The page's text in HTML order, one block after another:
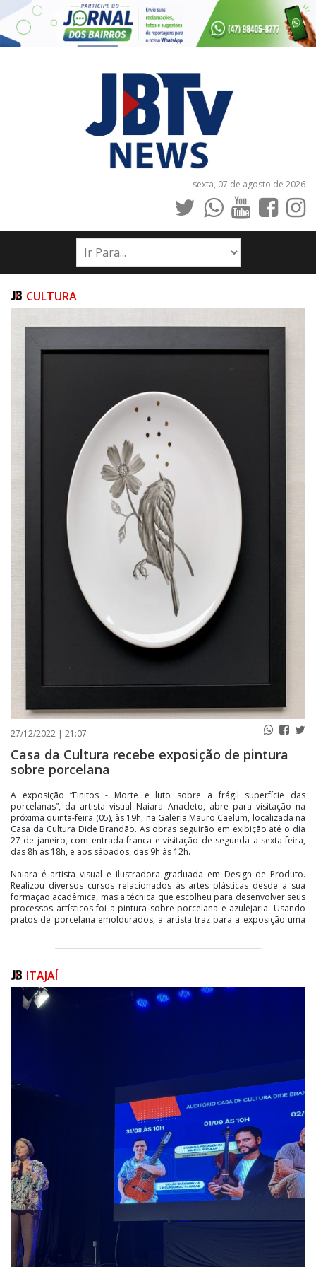
sexta, 07 de agosto de 2026
INÍCIO
NOTÍCIAS
PUBLICAÇÕES LEGAIS
CONTATO
CULTURA
27/12/2022 | 21:07
Casa da Cultura recebe exposição de pintura
sobre porcelana
A exposição “Finitos - Morte e luto sobre a frágil superfície das
porcelanas”, da artista visual Naiara Anacleto, abre para visitação na
próxima quinta-feira (05), às 19h, na Galeria Mauro Caelum, localizada na
Casa da Cultura Dide Brandão. As obras seguirão em exibição até o dia
27 de janeiro, com entrada franca e visitação de segunda a sexta-feira,
das 8h às 18h, e aos sábados, das 9h às 12h.
Naiara é artista visual e ilustradora graduada em Design de Produto.
Realizou diversos cursos relacionados às artes plásticas desde a sua
formação acadêmica, mas a técnica que escolheu para desenvolver seus
processos artísticos foi a pintura sobre porcelana e azulejaria. Usando
pratos de porcelana emoldurados, a artista traz para a exposição uma
A exposição conta com uma série de peças ilustradas, desenvolvidas em
técnica tradicional de pintura sobre porcelana. Essas peças trazem a
morte como tema e as ilustrações são inspiradas por elementos da arte
processo de luto. A mostra também conta com uma performance em
vídeo que simula o restauro de porcelanas, inspirado pelo Kintsugi.
“A finalidade de exposição é trazer uma reflexão sobre memória,
encerramento, processo, dor e, em algum momento, reconstrução,
apesar das cicatrizes”, explica a artista.
Calendário de exposições do edital de ocupação segue em 2023
A exposição realiza-se por meio do edital de ocupação das galerias da
Casa da Cultura, da Fundação Cultural de Itajaí. Nesta edição do edital,
21 propostas artísticas foram selecionadas. O calendário de mostras
artísticas das galerias do município iniciou em setembro de 2022 e segue
em 2023, com a participação exclusiva de artistas residentes em Itajaí.
Cada proposta aprovada recebe o valor de R$ 4 mil para realização da
exposição. O tempo de cada exposição se estende por um período
médio de 30 dias.
ITAJAÍ